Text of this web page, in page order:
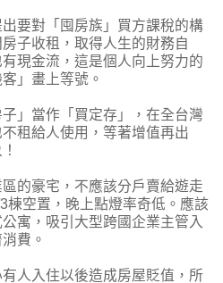
要對「囤房族」買方課稅的構
子收租，取得人生的財務自
現金流，這是個人向上努力的
」畫上等號。
」當作「買定存」，在全台灣
租給人使用，等著增值再出
的豪宅，不應該分戶賣給遊走
棟空置，晚上點燈率奇低。應該
寓，吸引大型跨國企業主管入
費。
人入住以後造成房屋貶值，所